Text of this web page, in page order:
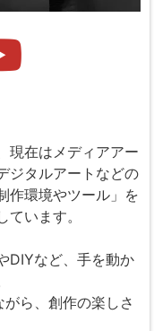
現在はメディアアー
ジタルアートなどの
作環境やツール」を
います。
DIYなど、手を動か
ら、創作の楽しさ